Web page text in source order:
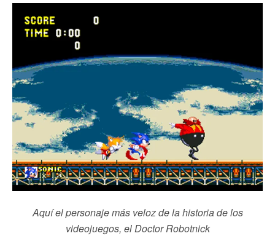
Aquí el personaje más veloz de la historia de los
videojuegos, el Doctor Robotnick